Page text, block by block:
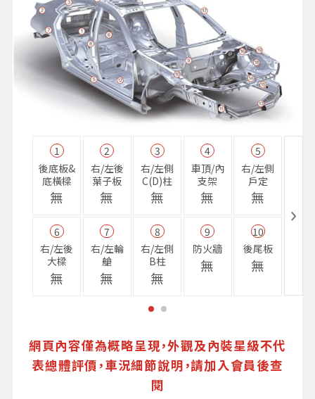
1
後底板&
底橫樑
無
2
右/左後
葉子板
無
3
右/左側
C(D)柱
無
4
車頂/內
支架
無
5
右/左側
戶定
無
6
右/左後
大樑
無
7
右/左輪
艙
無
8
右/左側
B柱
無
9
防火牆
無
10
後尾板
無
網頁內容僅為概略呈現，外觀及內裝星級不代
表總體評價，車況細節說明，請加入會員後查
閱